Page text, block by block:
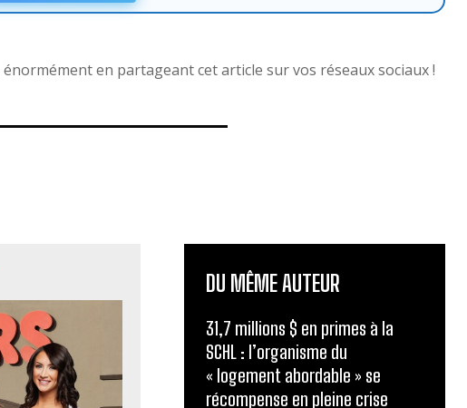
en partageant cet article sur vos réseaux sociaux !
DU MÊME AUTEUR
31,7 millions $ en primes à la
SCHL : l’organisme du
« logement abordable » se
récompense en pleine crise